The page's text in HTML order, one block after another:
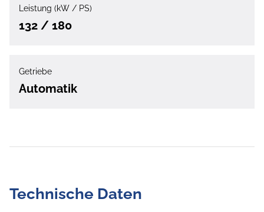
Leistung (kW / PS)
132 / 180
Getriebe
Automatik
Technische Daten